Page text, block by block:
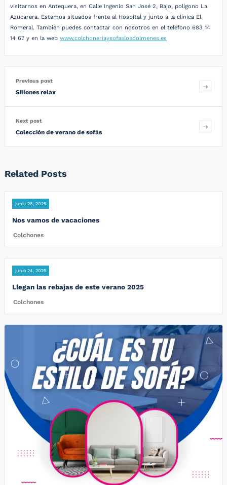
visitarnos en Antequera, en Calle Ingenio San José 2, Bajo, polígono La
Azucarera. Estamos situados frente al Hospital y junto a la clínica El
Romeral. También puedes contactar con nosotros en el teléfono 683 14
14 67 y en la webwww.colchoneriaysofaslosdolmenes.es
Previous post
Sillones relax
Next post
Colección de verano de sofás
Related Posts
junio 28, 2025
Nos vamos de vacaciones
Colchones
junio 24, 2025
Llegan las rebajas de este verano 2025
Colchones